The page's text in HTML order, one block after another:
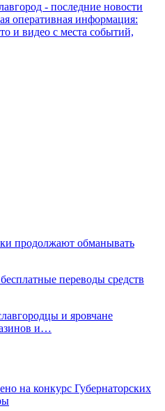
- последние новости
оперативная информация:
и видео с места событий,
продолжают обманывать
переводы средств
и яровчане
и…
на конкурс Губернаторских